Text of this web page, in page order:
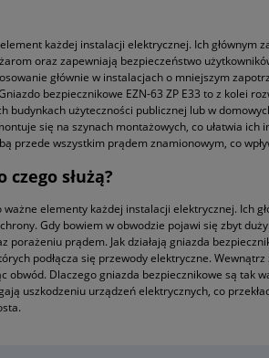
każdej instalacji elektrycznej. Ich
oraz zapewniają bezpieczeństwo
głównie w instalacjach o mniejszym
bezpiecznikowe EZN-63 ZP E33 to z kolei
budynkach użyteczności publicznej lub w
się na szynach montażowych, co ułatwia
przede wszystkim prądem znamionowym, co
służą?
elementy każdej instalacji elektrycznej. Ich
Gdy bowiem w obwodzie pojawi się zbyt
prądem. Jak działają gniazda
podłącza się przewody elektryczne.
Dlaczego gniazda bezpiecznikowe są tak
uszkodzeniu urządzeń elektrycznych, co